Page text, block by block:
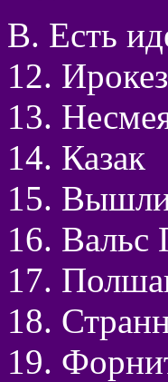
В. Есть
12. Ирокез
13.
14. Казак
15.
16. Вальс
17.
18.
19.